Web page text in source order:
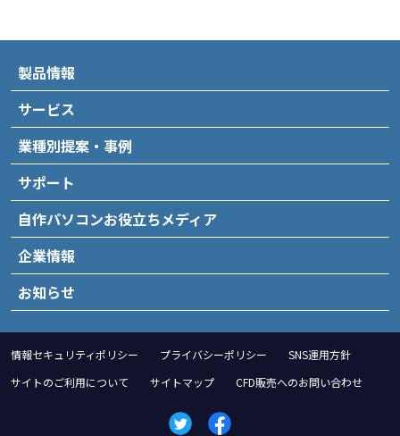
製品情報
サービス
業種別提案・事例
サポート
自作パソコンお役立ちメディア
企業情報
お知らせ
情報セキュリティポリシー プライバシーポリシー
SNS運用方針
サイトのご利用について
サイトマップ CFD販売へのお問い合わせ